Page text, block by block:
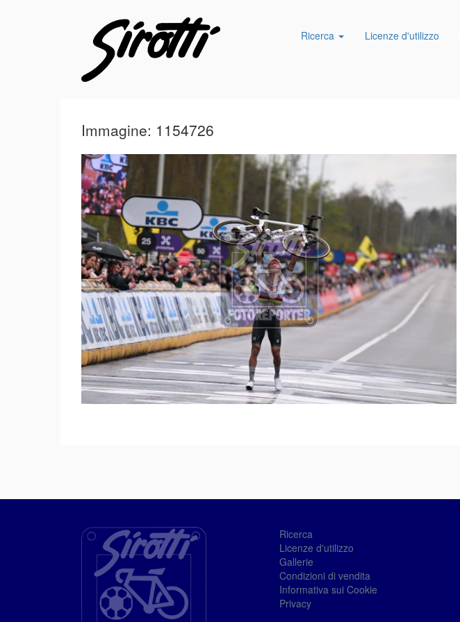
Ricerca Licenze d'utilizzo
Immagine: 1154726
Ricerca
Licenze d'utilizzo
Gallerie
Condizioni di vendita
Informativa sui Cookie
Privacy